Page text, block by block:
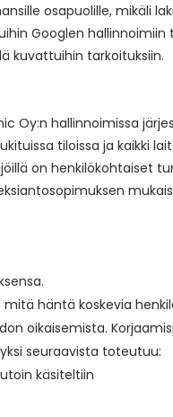
osapuolille, mikäli
Googlen
kuvattuihin tarkoituksiin.
Oy:n hallinnoimissa
tiloissa ja kaikki
on henkilökohtaiset
häntä koskevia
oikaisemista.
seuraavista toteutuu:
käsiteltiin